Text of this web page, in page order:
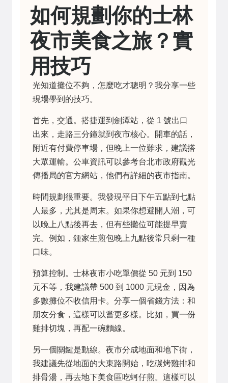
如何規劃你的士林
夜市美食之旅？實
用技巧
光知道攤位不夠，怎麼吃才聰明？我分享一些
現場學到的技巧。
首先，交通。搭捷運到劍潭站，從 1 號出口
出來，走路三分鐘就到夜市核心。開車的話，
附近有付費停車場，但晚上一位難求，建議搭
大眾運輸。公車資訊可以參考台北市政府觀光
傳播局的官方網站，他們有詳細的夜市指南。
時間規劃很重要。我發現平日下午五點到七點
人最多，尤其是周末。如果你想避開人潮，可
以晚上八點後再去，但有些攤位可能提早賣
完。例如，鍾家生煎包晚上九點後常只剩一種
口味。
預算控制。士林夜市小吃單價從 50 元到 150
元不等，我建議帶 500 到 1000 元現金，因為
多數攤位不收信用卡。分享一個省錢方法：和
朋友分食，這樣可以嘗更多樣。比如，買一份
雞排切塊，再配一碗麵線。
另一個關鍵是動線。夜市分成地面和地下街，
我建議先從地面的大東路開始，吃碳烤雞排和
排骨湯，再去地下美食區吃蚵仔煎。這樣可以